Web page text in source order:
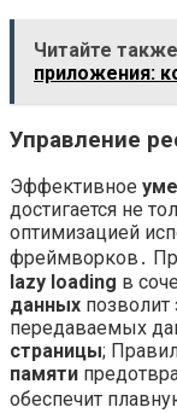
Читайте
приложения:
Управление
Эффективное
достигается не
оптимизацией
фреймворков․
lazy loading в
данных позволит
передаваемых
страницы;
памяти
обеспечит